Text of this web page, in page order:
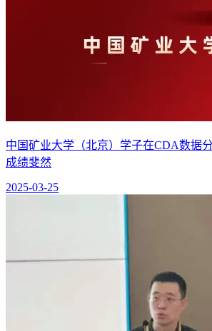
中国矿业大学（北京）学子在CDA数据
成绩斐然
2025-03-25